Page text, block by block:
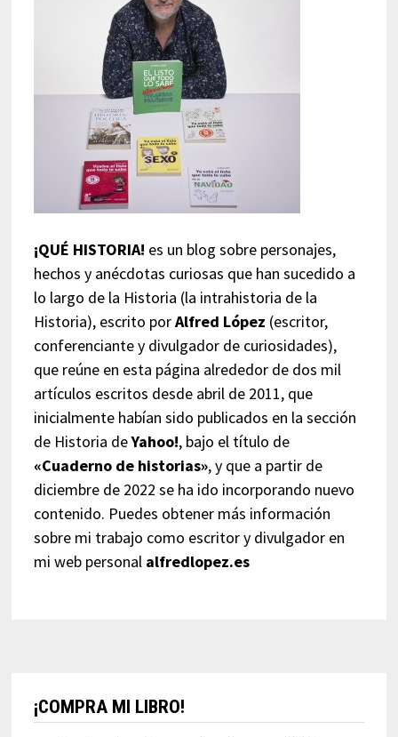
¡QUÉ HISTORIA! es un blog sobre personajes,
hechos y anécdotas curiosas que han sucedido a
lo largo de la Historia (la intrahistoria de la
Historia), escrito porAlfred López (escritor,
conferenciante y divulgador de curiosidades),
que reúne en esta página alrededor de dos mil
artículos escritos desde abril de 2011, que
inicialmente habían sido publicados en la sección
de Historia deYahoo!, bajo el título de
«Cuaderno de historias», y que a partir de
diciembre de 2022 se ha ido incorporando nuevo
contenido. Puedes obtener más información
sobre mi trabajo como escritor y divulgador en
mi web personal alfredlopez.es
¡COMPRA MI LIBRO!